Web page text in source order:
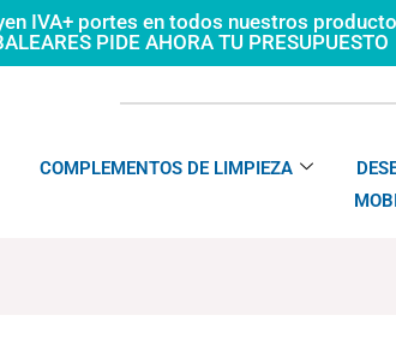
IVA+ portes en todos nuestros
PIDE AHORA TU PRESUPUESTO
COMPLEMENTOS DE LIMPIEZA